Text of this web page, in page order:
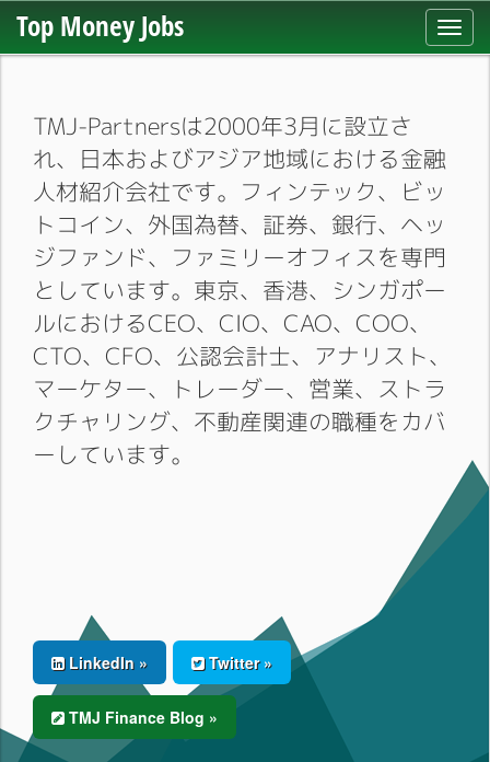
Top Money Jobs
TMJ-Partnersは2000年3月に設立さ
れ、日本およびアジア地域における金融
人材紹介会社です。フィンテック、ビッ
トコイン、外国為替、証券、銀行、ヘッ
ジファンド、ファミリーオフィスを専門
としています。東京、香港、シンガポー
ルにおけるCEO、CIO、CAO、COO、
CTO、CFO、公認会計士、アナリスト、
マーケター、トレーダー、営業、ストラ
クチャリング、不動産関連の職種をカバ
ーしています。
LinkedIn » Twitter »
TMJ Finance Blog »